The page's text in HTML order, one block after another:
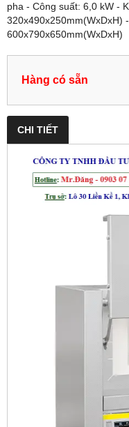
pha - Công suất: 6,0 kW -
320x490x250mm(WxDxH)
600x790x650mm(WxDxH)
Hàng có sẵn
CHI TIẾT